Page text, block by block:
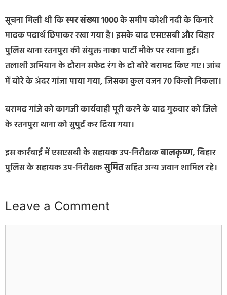
सूचना मिली थी किस्पर संख्या 1000के समीप कोशी नदी के किनारे
मादक पदार्थ छिपाकर रखा गया है। इसके बाद एसएसबी और बिहार
पुलिस थाना रतनपुरा की संयुक्त नाका पार्टी मौके पर रवाना हुई।
तलाशी अभियान के दौरान सफेद रंग के दो बोरे बरामद किए गए। जांच
में बोरे के अंदर गांजा पाया गया, जिसका कुल वजन 70 किलो निकला।
बरामद गांजे को कागजी कार्यवाही पूरी करने के बाद गुरुवार को जिले
के रतनपुरा थाना को सुपुर्द कर दिया गया।
इस कार्रवाई में एसएसबी के सहायक उप-निरीक्षकबालकृष्ण, बिहार
पुलिस के सहायक उप-निरीक्षकसुमितसहित अन्य जवान शामिल रहे।
Leave a Comment